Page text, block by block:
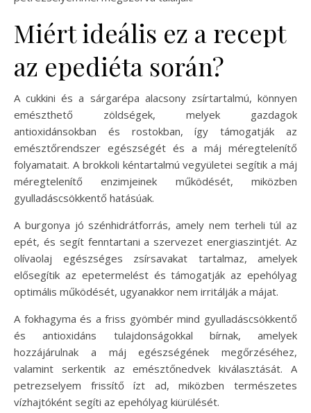
Miért ideális ez a recept
az epediéta során?
A cukkini és a sárgarépa alacsony zsírtartalmú, könnyen
emészthető zöldségek, melyek gazdagok
antioxidánsokban és rostokban, így támogatják az
emésztőrendszer egészségét és a máj méregtelenítő
folyamatait. A brokkoli kéntartalmú vegyületei segítik a máj
méregtelenítő enzimjeinek működését, miközben
gyulladáscsökkentő hatásúak.
A burgonya jó szénhidrátforrás, amely nem terheli túl az
epét, és segít fenntartani a szervezet energiaszintjét. Az
olívaolaj egészséges zsírsavakat tartalmaz, amelyek
elősegítik az epetermelést és támogatják az epehólyag
optimális működését, ugyanakkor nem irritálják a májat.
A fokhagyma és a friss gyömbér mind gyulladáscsökkentő
és antioxidáns tulajdonságokkal bírnak, amelyek
hozzájárulnak a máj egészségének megőrzéséhez,
valamint serkentik az emésztőnedvek kiválasztását. A
petrezselyem frissítő ízt ad, miközben természetes
vízhajtóként segíti az epehólyag kiürülését.